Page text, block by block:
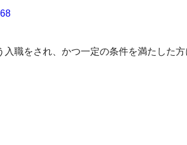
職をされ、かつ一定の条件を満たした